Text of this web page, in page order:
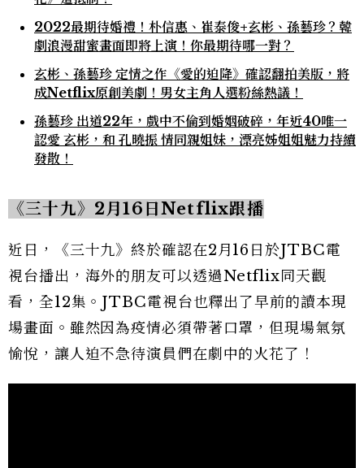
2022最期待婚禮！朴信惠、崔泰俊+玄彬、孫藝珍？韓
劇浪漫甜蜜畫面即將上演！你最期待哪一對？
玄彬、孫藝珍 定情之作《愛的迫降》確認翻拍美版，將
成Netflix原創美劇！男女主角人選粉絲熱議！
孫藝珍 出道22年，戲中不倫到婚姻破碎，年近40唯一
認愛 玄彬，和 孔曉振 情同親姐妹，漂亮姊姐姐魅力持續
發散！
《三十九》2月16日Netflix跟播
近日，《三十九》終於確認在2月16日於JTBC電
視台播出，海外的朋友可以透過Netflix同天觀
看，全12集。JTBC電視台也釋出了早前的讀本現
場畫面。雖然因為疫情必須帶著口罩，但現場氣氛
愉悅，讓人迫不急待演員們在劇中的火花了！